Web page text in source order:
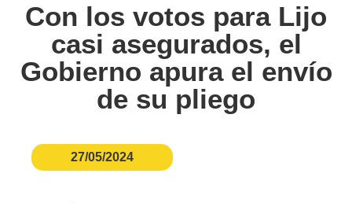
Con los votos para Lijo
casi asegurados, el
Gobierno apura el envío
de su pliego
27/05/2024